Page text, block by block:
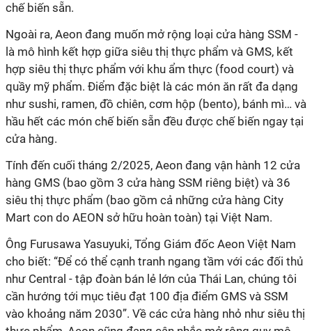
chế biến sẵn.
Ngoài ra, Aeon đang muốn mở rộng loại cửa hàng SSM -
là mô hình kết hợp giữa siêu thị thực phẩm và GMS, kết
hợp siêu thị thực phẩm với khu ẩm thực (food court) và
quầy mỹ phẩm. Điểm đặc biệt là các món ăn rất đa dạng
như sushi, ramen, đồ chiên, cơm hộp (bento), bánh mì… và
hầu hết các món chế biến sẵn đều được chế biến ngay tại
cửa hàng.
Tính đến cuối tháng 2/2025, Aeon đang vận hành 12 cửa
hàng GMS (bao gồm 3 cửa hàng SSM riêng biệt) và 36
siêu thị thực phẩm (bao gồm cả những cửa hàng City
Mart con do AEON sở hữu hoàn toàn) tại Việt Nam.
Ông Furusawa Yasuyuki, Tổng Giám đốc Aeon Việt Nam
cho biết: “Để có thể cạnh tranh ngang tầm với các đối thủ
như Central - tập đoàn bán lẻ lớn của Thái Lan, chúng tôi
cần hướng tới mục tiêu đạt 100 địa điểm GMS và SSM
vào khoảng năm 2030”. Về các cửa hàng nhỏ như siêu thị